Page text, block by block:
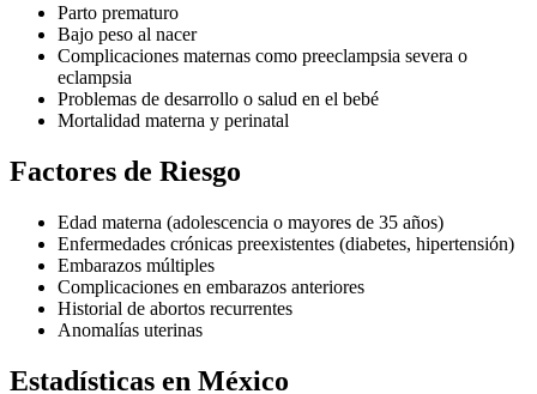
Parto prematuro
Bajo peso al nacer
Complicaciones maternas como preeclampsia severa o
eclampsia
Problemas de desarrollo o salud en el bebé
Mortalidad materna y perinatal
Factores de Riesgo
Edad materna (adolescencia o mayores de 35 años)
Enfermedades crónicas preexistentes (diabetes, hipertensión)
Embarazos múltiples
Complicaciones en embarazos anteriores
Historial de abortos recurrentes
Anomalías uterinas
Estadísticas en México